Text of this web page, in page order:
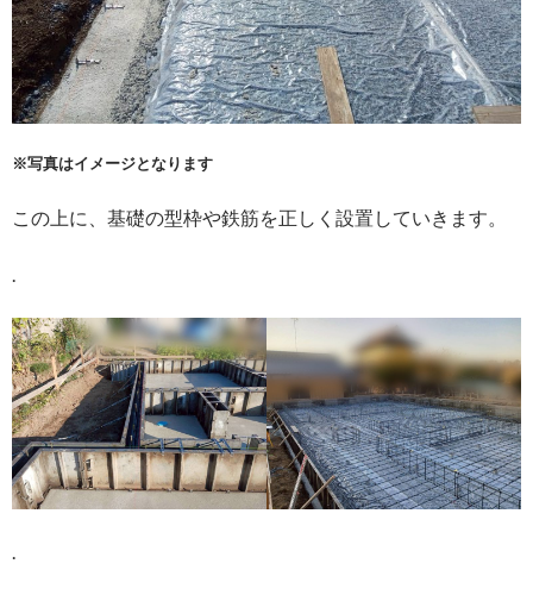
※写真はイメージとなります
この上に、基礎の型枠や鉄筋を正しく設置していきます。
.
.